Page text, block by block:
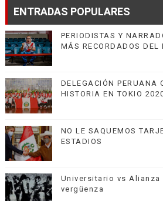
ENTRADAS POPULARES
PERIODISTAS Y
MÁS RECORDADOS DEL
DELEGACIÓN PERUANA
HISTORIA EN TOKIO
NO LE SAQUEMOS
ESTADIOS
Universitario vs
vergüenza